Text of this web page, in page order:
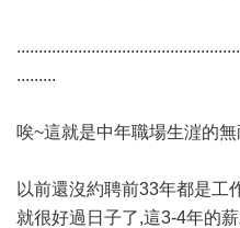
.........
唉~這就是中年職場生漄的無
以前還沒約聘前33年都是工
就很好過日子了,這3-4年的